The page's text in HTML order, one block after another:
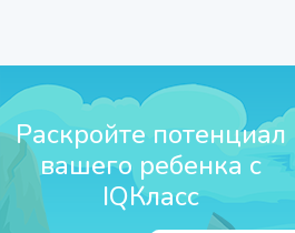
Раскройте потенциал
вашего ребенка с
IQКласс